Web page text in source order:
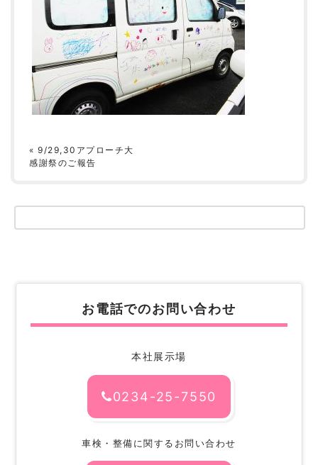
«9/29,30アプローチ大
感謝祭のご報告
お電話でのお問い合わせ
本社展示場
0234-25-7550
車検・整備に関するお問い合わせ